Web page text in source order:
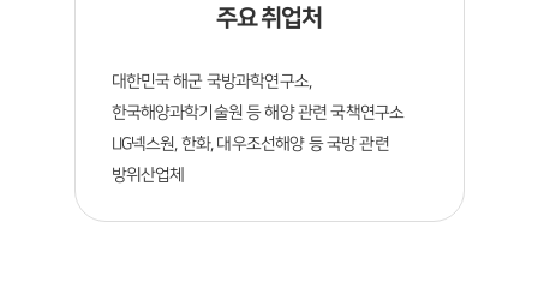
주요 취업처
대한민국 해군 국방과학연구소,
한국해양과학기술원 등 해양 관련 국책연구소
LIG넥스원, 한화, 대우조선해양 등 국방 관련
방위산업체